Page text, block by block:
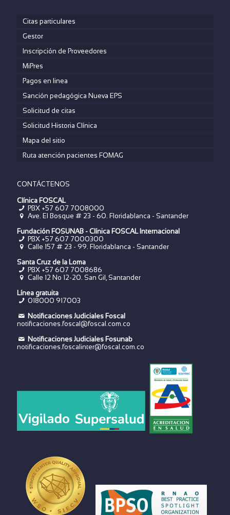
Citas particulares
Gestor
Inscripción de Proveedores
MiPres
Pagos en linea
Sanción pedagógica Nueva EPS
Solicitud de citas
Solicitud Historia Clínica
Mapa del sitio
Ruta atención pacientes FOMAG
CONTÁCTENOS
Clínica FOSCAL
PBX +57 607 7008000
Ave. El Bosque # 23 - 60. Floridablanca - Santander
Fundación FOSUNAB - Clínica FOSCAL Internacional
PBX +57 607 7000300
Calle 157 # 23 - 99. Floridablanca - Santander
Santa Cruz de la Loma
PBX +57 607 7008686
Calle 12 No 12-20. San Gil, Santander
Línea gratuita
018000 917003
Notificaciones Judiciales Foscal
notificaciones.foscal@foscal.com.co
Notificaciones Judiciales Fosunab
notificaciones.foscalinter@foscal.com.co